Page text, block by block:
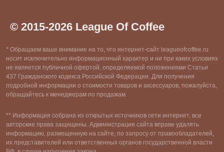
© 2015-2026 League Of Coffee
* Обращаем ваше внимание на то, что интернет-сайт leagueofcoffee.ru
носит исключительно информационный характер и ни при каких условиях
не является публичной офертой, определяемой положениями Статьи
437 Гражданского кодекса Российской Федерации. Для получения
подробной информации о стоимости товаров и аксессуаров, пожалуйста,
обращайтесь к менеджерам по продажам.
** Информация собрана из открытых источников сети интернет, все
авторские права защищены. Администрация сайта вправе удалять
информацию, размещенную на сайте, по запросу от правообладателей,
их представителей или ответственных органов государственной власти